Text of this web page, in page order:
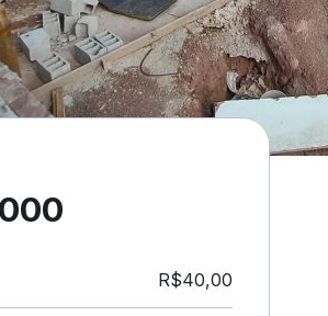
R$40,00